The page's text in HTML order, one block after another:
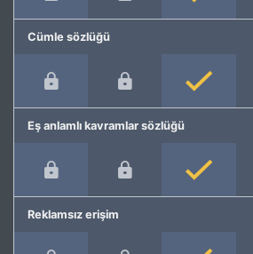
Cümle sözlüğü
Eş anlamlı kavramlar sözlüğü
Reklamsız erişim